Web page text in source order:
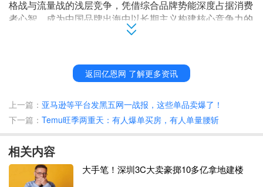
格战与流量战的浅层竞争，凭借综合品牌势能深度占据消费
者心智，成为中国品牌出海中以长期主义构建核心竞争力的
其运营主体是一家完全本土化的法人实体
Anker Japan Co.,
得促销资源和流量扶持。在消费者认知层面，“Anker Japan”
度与亲和力。面对封闭而挑剔的日本市场，这一举措让安克
得以将自己塑造为深度融入本地生态的“优等生”，而不仅是
一个跨境卖家。
返回亿恩网 了解更多资讯
上一篇： 亚马逊等平台发黑五网一战报，这些单品卖爆了！
下一篇： Temu旺季两重天：有人爆单买房，有人单量腰斩
相关内容
大手笔！深圳3C大卖豪掷10多亿拿地建楼